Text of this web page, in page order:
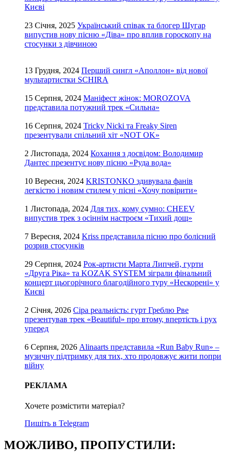
Києві
23 Січня, 2025 Український співак та блогер Шугар
випустив нову пісню «Діва» про вплив гороскопу на
стосунки з дівчиною
13 Грудня, 2024 Перший сингл «Аполлон» від нової
мультартистки SCHIRA
15 Серпня, 2024 Маніфест жінок: MOROZOVA
представила потужний трек «Сильна»
16 Серпня, 2024 Tricky Nicki та Freaky Siren
презентували спільний хіт «NOT OK»
2 Листопада, 2024 Кохання з досвідом: Володимир
Дантес презентує нову пісню «Руда вода»
10 Вересня, 2024 KRISTONKO здивувала фанів
легкістю і новим стилем у пісні «Хочу повірити»
1 Листопада, 2024 Для тих, кому сумно: CHEEV
випустив трек з осіннім настроєм «Тихий дощ»
7 Вересня, 2024 Kriss представила пісню про болісний
розрив стосунків
29 Серпня, 2024 Рок-артисти Марта Липчей, гурти
«Друга Ріка» та KOZAK SYSTEM зіграли фінальний
концерт цьогорічного благодійного туру «Нескорені» у
Києві
2 Січня, 2026 Сіра реальність: гурт Греблю Рве
презентував трек «Beautiful» про втому, впертість і рух
уперед
6 Серпня, 2026 Alinaarts представила «Run Baby Run» –
музичну підтримку для тих, хто продовжує жити попри
війну
РЕКЛАМА
Хочете розмістити матеріал?
Пишіть в Telegram
МОЖЛИВО, ПРОПУСТИЛИ: